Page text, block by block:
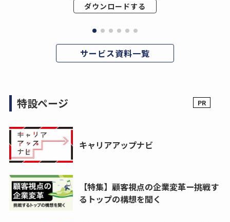
ダウンロードする
サービス資料一覧
特設ページ
キャリアアップナビ
【特集】顧客視点の企業変革ー挑戦す
るトップの構想を聞く